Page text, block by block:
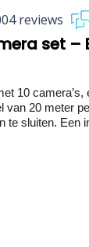
reviews
set –
10
van 20 meter
te sluiten. Een